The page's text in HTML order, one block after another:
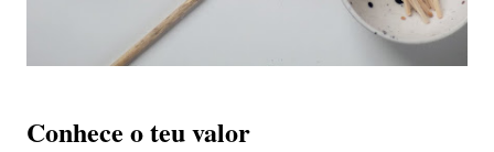
Conhece o teu valor